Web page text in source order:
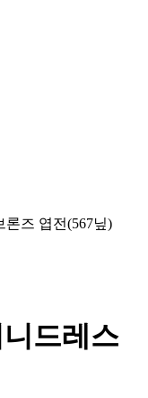
론즈 엽전(567닢)
드레스